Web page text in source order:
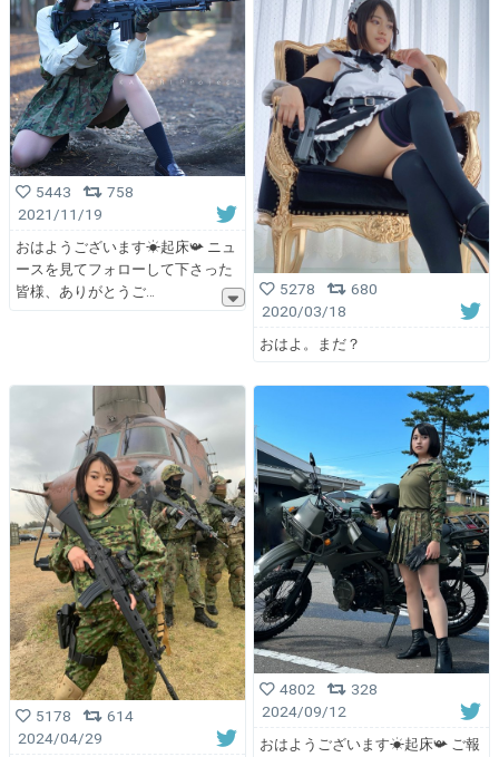
5443
758
2021/11/19
おはようございます☀起床📯 ニュ
ースを見てフォローして下さった
皆様、ありがとうご
5278
680
2020/03/18
おはよ。まだ？
5178
614
2024/04/29
4802
328
2024/09/12
おはようございます☀起床📯 ご報